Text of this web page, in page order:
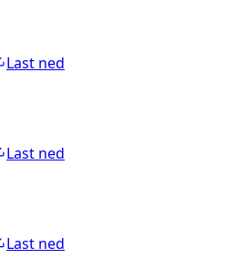
Last ned
Last ned
Last ned